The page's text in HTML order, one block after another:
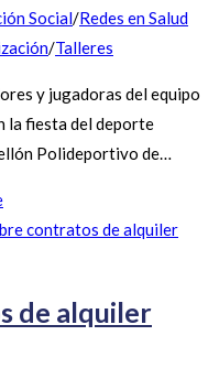
Social/Redes en Salud
/Talleres
y jugadoras del equipo
la fiesta del deporte
Polideportivo de…
de alquiler